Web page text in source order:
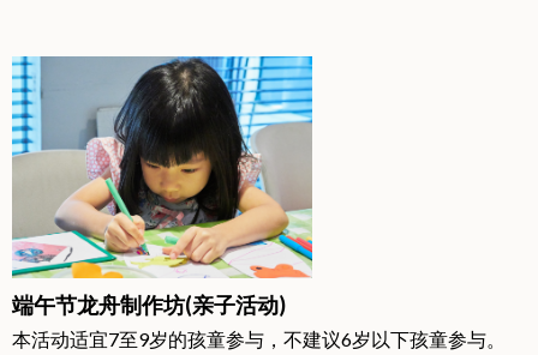
端午节龙舟制作坊(亲子活动)
本活动适宜7至9岁的孩童参与，不建议6岁以下孩童参与。